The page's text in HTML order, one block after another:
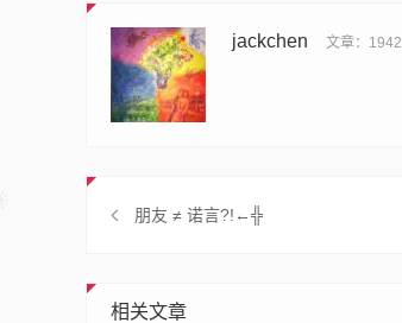
jackchen 文章：1942
朋友 ≠ 诺言?!←╬
相关文章